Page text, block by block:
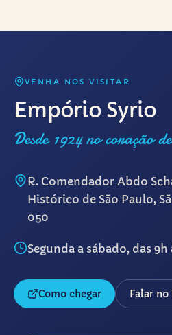
VENHA NOS VISITAR
Empório Syrio
Desde 1924 no coração
R. Comendador Abdo
Histórico de São Paulo,
050
Segunda a sábado, das 9h
Como chegar Falar